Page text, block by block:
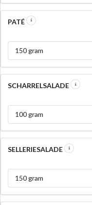
PATÉ
150 gram
SCHARRELSALADE
100 gram
SELLERIESALADE
150 gram